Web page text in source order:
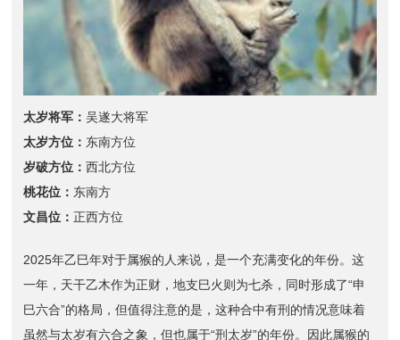
太岁将军：吴遂大将军
太岁方位： 东南方位
岁破方位：西北方位
桃花位： 东南方
文昌位：正西方位
2025年乙巳年对于属猴的人来说，是一个充满变化的年份。这
一年，天干乙木作为正财，地支巳火则为七杀，同时形成了“申
巳六合”的格局，但值得注意的是，这种合中有刑的情况意味着
虽然与太岁有六合之象，但也属于“刑太岁”的年份。因此属猴的